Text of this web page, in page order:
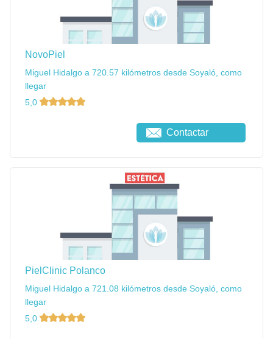
NovoPiel
Miguel Hidalgo a 720.57 kilómetros desde Soyaló, como
llegar
5,0
Contactar
PielClinic Polanco
Miguel Hidalgo a 721.08 kilómetros desde Soyaló, como
llegar
5,0